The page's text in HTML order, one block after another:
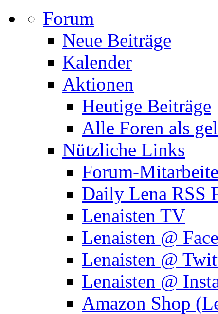
Forum
Neue Beiträge
Kalender
Aktionen
Heutige Beiträge
Alle Foren als
Nützliche Links
Forum-
Daily Lena RSS
Lenaisten TV
Lenaisten @
Lenaisten @
Lenaisten @
Amazon Shop